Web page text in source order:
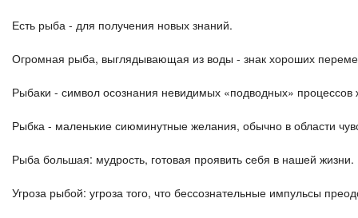
Есть рыба - для получения новых знаний.
Огромная рыба, выглядывающая из воды - знак хороших
Рыбаки - символ осознания невидимых «подводных» процессов
Рыбка - маленькие сиюминутные желания, обычно в области
Рыба большая: мудрость, готовая проявить себя в нашей жизни.
Угроза рыбой: угроза того, что бессознательные импульсы